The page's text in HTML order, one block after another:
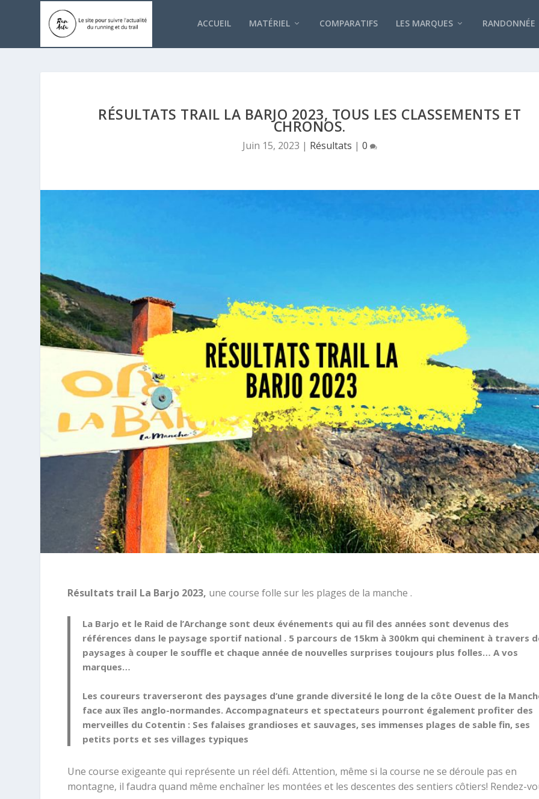
ACCUEIL MATÉRIEL COMPARATIFS LES MARQUES RANDONNÉE
RÉSULTATS TRAIL LA BARJO 2023, TOUS LES CLASSEMENTS ET
CHRONOS.
Juin 15, 2023 | Résultats | 0
Résultats trail La Barjo 2023, une course folle sur les plages de la manche .
La Barjo et le Raid de l’Archange sont deux événements qui au fil des années sont devenus des
références dans le paysage sportif national . 5 parcours de 15km à 300km qui cheminent à travers
paysages à couper le souffle et chaque année de nouvelles surprises toujours plus folles… A vos
marques…
Les coureurs traverseront des paysages d’une grande diversité le long de la côte Ouest de la
face aux îles anglo-normandes. Accompagnateurs et spectateurs pourront également profiter des
merveilles du Cotentin : Ses falaises grandioses et sauvages, ses immenses plages de sable fin, ses
petits ports et ses villages typiques
Une course exigeante qui représente un réel défi. Attention, même si la course ne se déroule pas en
montagne, il faudra quand même enchaîner les montées et les descentes des sentiers côtiers! Rendez-